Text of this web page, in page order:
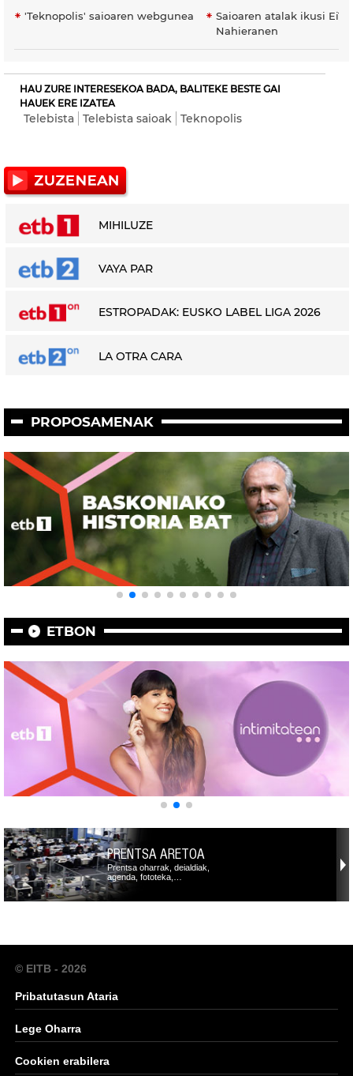
'Teknopolis' saioaren webgunea
Saioaren atalak ikusi EiTB
Nahieranen
HAU ZURE INTERESEKOA BADA, BALITEKE BESTE GAI
HAUEK ERE IZATEA
Telebista Telebista saioak Teknopolis
MIHILUZE
VAYA PAR
ESTROPADAK: EUSKO LABEL LIGA 2026
LA OTRA CARA
PROPOSAMENAK
ETBON
PRENTSA ARETOA
Prentsa oharrak, deialdiak,
agenda, fototeka,…
© EITB - 2026
Pribatutasun Ataria
Lege Oharra
Cookien erabilera